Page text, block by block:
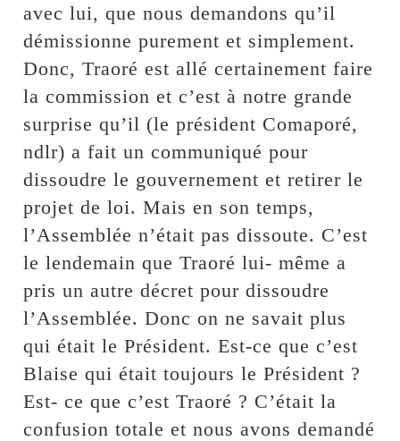
avec lui, que nous demandons qu’il
démissionne purement et simplement.
Donc, Traoré est allé certainement faire
la commission et c’est à notre grande
surprise qu’il (le président Comaporé,
ndlr) a fait un communiqué pour
dissoudre le gouvernement et retirer le
projet de loi. Mais en son temps,
l’Assemblée n’était pas dissoute. C’est
le lendemain que Traoré lui- même a
pris un autre décret pour dissoudre
l’Assemblée. Donc on ne savait plus
qui était le Président. Est-ce que c’est
Blaise qui était toujours le Président ?
Est- ce que c’est Traoré ? C’était la
confusion totale et nous avons demandé